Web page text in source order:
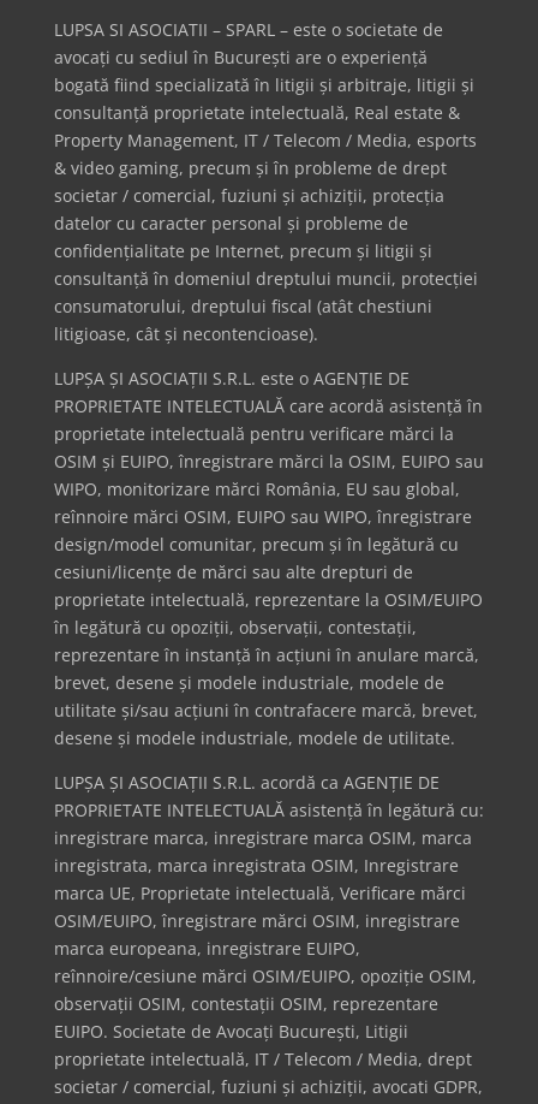
LUPSA SI ASOCIATII – SPARL – este o societate de
avocați cu sediul în București are o experiență
bogată fiind specializată în litigii și arbitraje, litigii și
consultanță proprietate intelectuală, Real estate &
Property Management, IT / Telecom / Media, esports
& video gaming, precum și în probleme de drept
societar / comercial, fuziuni și achiziții, protecția
datelor cu caracter personal și probleme de
confidențialitate pe Internet, precum și litigii și
consultanță în domeniul dreptului muncii, protecției
consumatorului, dreptului fiscal (atât chestiuni
litigioase, cât și necontencioase).
LUPȘA ȘI ASOCIAȚII S.R.L. este o AGENȚIE DE
PROPRIETATE INTELECTUALĂ care acordă asistență în
proprietate intelectuală pentru verificare mărci la
OSIM și EUIPO, înregistrare mărci la OSIM, EUIPO sau
WIPO, monitorizare mărci România, EU sau global,
reînnoire mărci OSIM, EUIPO sau WIPO, înregistrare
design/model comunitar, precum și în legătură cu
cesiuni/licențe de mărci sau alte drepturi de
proprietate intelectuală, reprezentare la OSIM/EUIPO
în legătură cu opoziții, observații, contestații,
reprezentare în instanță în acțiuni în anulare marcă,
brevet, desene și modele industriale, modele de
utilitate și/sau acțiuni în contrafacere marcă, brevet,
desene și modele industriale, modele de utilitate.
LUPȘA ȘI ASOCIAȚII S.R.L. acordă ca AGENȚIE DE
PROPRIETATE INTELECTUALĂ asistență în legătură cu:
inregistrare marca, inregistrare marca OSIM, marca
inregistrata, marca inregistrata OSIM, Inregistrare
marca UE, Proprietate intelectuală, Verificare mărci
OSIM/EUIPO, înregistrare mărci OSIM, inregistrare
marca europeana, inregistrare EUIPO,
reînnoire/cesiune mărci OSIM/EUIPO, opoziție OSIM,
observații OSIM, contestații OSIM, reprezentare
EUIPO. Societate de Avocați București, Litigii
proprietate intelectuală, IT / Telecom / Media, drept
societar / comercial, fuziuni și achiziții, avocati GDPR,